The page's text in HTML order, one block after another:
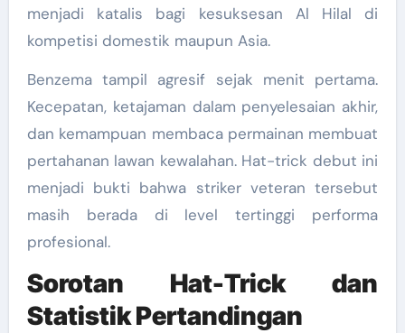
menjadi katalis bagi kesuksesan Al Hilal di
kompetisi domestik maupun Asia.
Benzema tampil agresif sejak menit pertama.
Kecepatan, ketajaman dalam penyelesaian akhir,
dan kemampuan membaca permainan membuat
pertahanan lawan kewalahan. Hat-trick debut ini
menjadi bukti bahwa striker veteran tersebut
masih berada di level tertinggi performa
profesional.
Sorotan Hat-Trick dan
Statistik Pertandingan